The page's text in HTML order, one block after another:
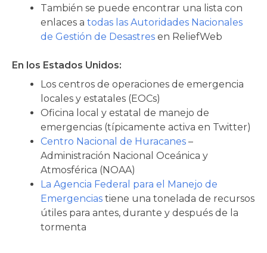
También se puede encontrar una lista con
enlaces a todas las Autoridades Nacionales
de Gestión de Desastres en ReliefWeb
En los Estados Unidos:
Los centros de operaciones de emergencia
locales y estatales (EOCs)
Oficina local y estatal de manejo de
emergencias (típicamente activa en Twitter)
Centro Nacional de Huracanes –
Administración Nacional Oceánica y
Atmosférica (NOAA)
La Agencia Federal para el Manejo de
Emergencias tiene una tonelada de recursos
útiles para antes, durante y después de la
tormenta